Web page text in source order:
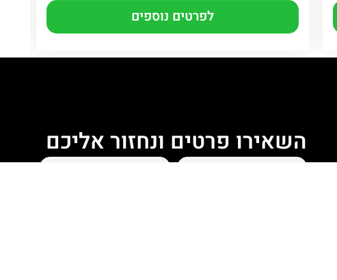
לפרטים נוספים
השאירו פרטים ונחזור אליכם